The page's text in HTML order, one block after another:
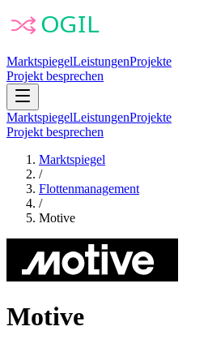
MarktspiegelLeistungenProjekte
Projekt besprechen
MarktspiegelLeistungenProjekte
Projekt besprechen
Marktspiegel
/
Flottenmanagement
/
Motive
Motive